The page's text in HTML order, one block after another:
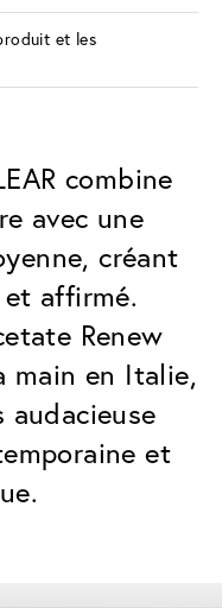
et les
combine
avec une
créant
affirmé.
Renew
main en Italie,
et